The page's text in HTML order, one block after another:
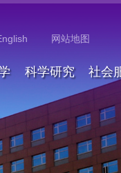
网站地图
科学研究 社会